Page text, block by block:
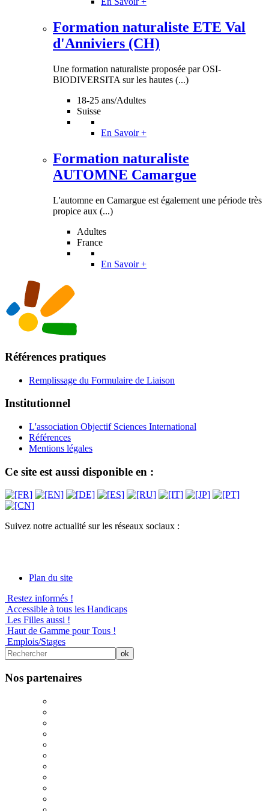
Formation naturaliste ETE Val
d'Anniviers (CH)
Une formation naturaliste proposée par OSI-
BIODIVERSITA sur les hautes (...)
18-25 ans/Adultes
Suisse
En Savoir +
Formation naturaliste
AUTOMNE Camargue
L'automne en Camargue est également une période très
propice aux (...)
Adultes
France
En Savoir +
Références pratiques
Remplissage du Formulaire de Liaison
Institutionnel
L'association Objectif Sciences International
Références
Mentions légales
Ce site est aussi disponible en :
Suivez notre actualité sur les réseaux sociaux :
Plan du site
Restez informés !
Accessible à tous les Handicaps
Les Filles aussi !
Haut de Gamme pour Tous !
Emplois/Stages
Nos partenaires